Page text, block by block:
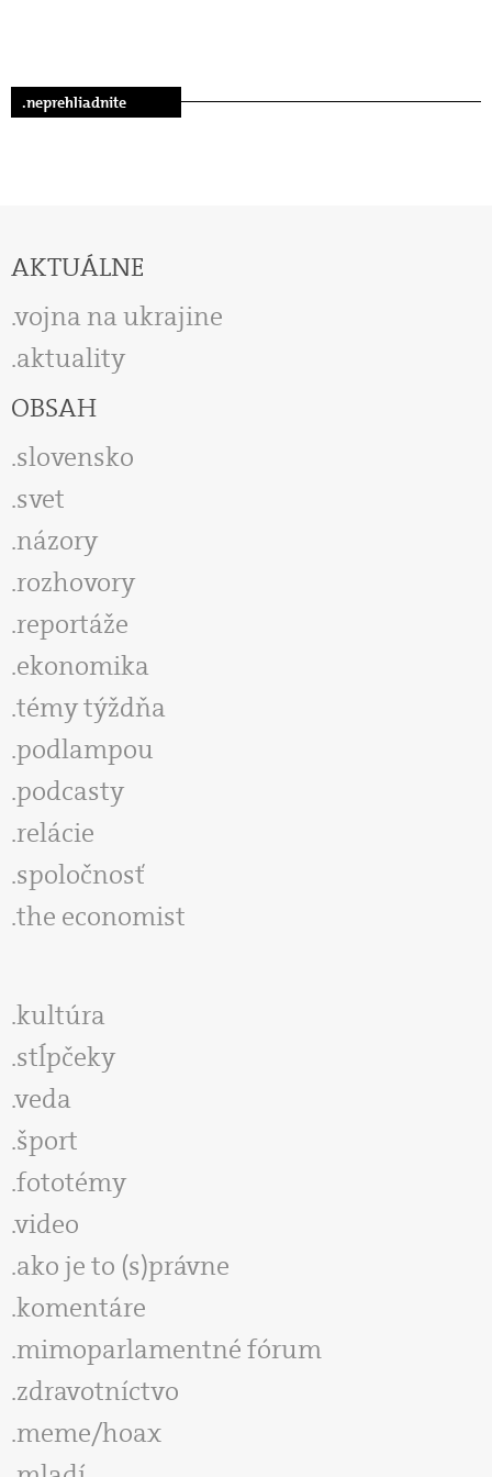
.neprehliadnite
AKTUÁLNE
vojna na ukrajine
aktuality
OBSAH
slovensko
svet
názory
rozhovory
reportáže
ekonomika
témy týždňa
podlampou
podcasty
relácie
spoločnosť
the economist
kultúra
stĺpčeky
veda
šport
fototémy
video
ako je to (s)právne
komentáre
mimoparlamentné fórum
zdravotníctvo
meme/hoax